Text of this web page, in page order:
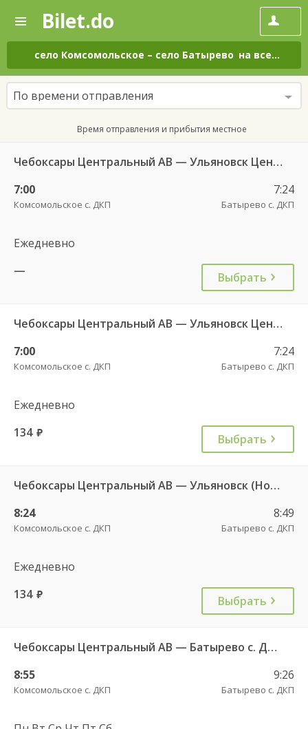
—
Поиск
и
покупка
билетов
на
автобус
онлайн
Bilet.do
село Комсомольское – село Батырево на все дни
По времени отправления
Время отправления и прибытия местное
Чебоксары Центральный АВ — Ульяновск Центральный АВ 6408
7:00
Комсомольское с. ДКП
7:24
Батырево с. ДКП
Ежедневно
—
Выбрать
Чебоксары Центральный АВ — Ульяновск Центральный АВ 6408
7:00
Комсомольское с. ДКП
7:24
Батырево с. ДКП
Ежедневно
134 руб. Выбрать
Чебоксары Центральный АВ — Ульяновск (Новый город) ч/з Батырево с. ДКП 5843
8:24
Комсомольское с. ДКП
8:49
Батырево с. ДКП
Ежедневно
134 руб. Выбрать
Чебоксары Центральный АВ — Батырево с. ДКП 543
8:55
Комсомольское с. ДКП
9:26
Батырево с. ДКП